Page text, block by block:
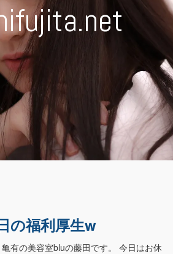
の福利厚生w
有の美容室bluの藤田です。 今日はお休